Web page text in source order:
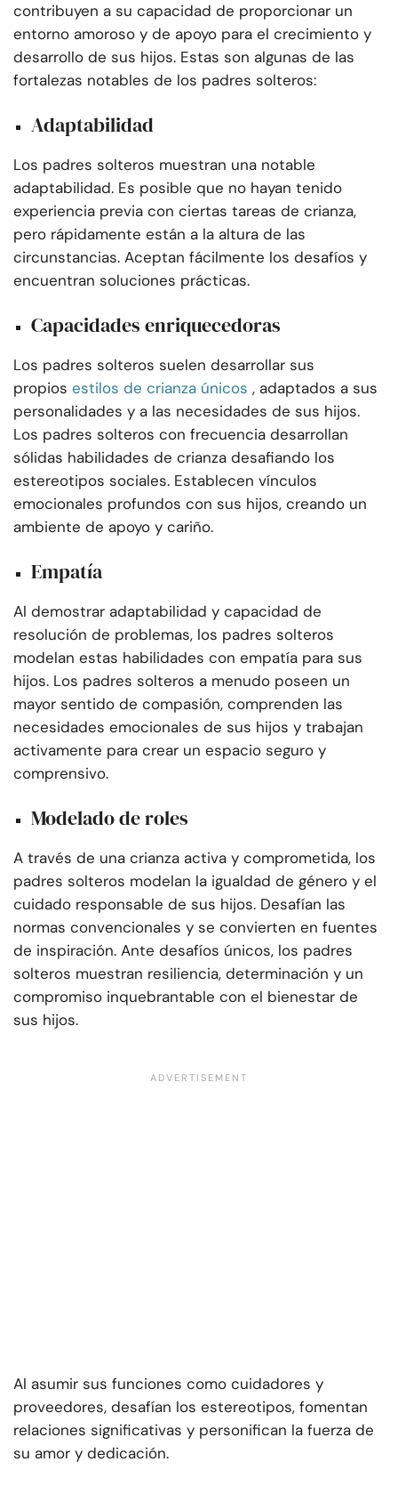
contribuyen a su capacidad de proporcionar un
entorno amoroso y de apoyo para el crecimiento y
desarrollo de sus hijos. Estas son algunas de las
fortalezas notables de los padres solteros:
Adaptabilidad
Los padres solteros muestran una notable
adaptabilidad. Es posible que no hayan tenido
experiencia previa con ciertas tareas de crianza,
pero rápidamente están a la altura de las
circunstancias. Aceptan fácilmente los desafíos y
encuentran soluciones prácticas.
Capacidades enriquecedoras
Los padres solteros suelen desarrollar sus
propios estilos de crianza únicos , adaptados a sus
personalidades y a las necesidades de sus hijos.
Los padres solteros con frecuencia desarrollan
sólidas habilidades de crianza desafiando los
estereotipos sociales. Establecen vínculos
emocionales profundos con sus hijos, creando un
ambiente de apoyo y cariño.
Empatía
Al demostrar adaptabilidad y capacidad de
resolución de problemas, los padres solteros
modelan estas habilidades con empatía para sus
hijos. Los padres solteros a menudo poseen un
mayor sentido de compasión, comprenden las
necesidades emocionales de sus hijos y trabajan
activamente para crear un espacio seguro y
comprensivo.
Modelado de roles
A través de una crianza activa y comprometida, los
padres solteros modelan la igualdad de género y el
cuidado responsable de sus hijos. Desafían las
normas convencionales y se convierten en fuentes
de inspiración. Ante desafíos únicos, los padres
solteros muestran resiliencia, determinación y un
compromiso inquebrantable con el bienestar de
sus hijos.
Al asumir sus funciones como cuidadores y
proveedores, desafían los estereotipos, fomentan
relaciones significativas y personifican la fuerza de
su amor y dedicación.